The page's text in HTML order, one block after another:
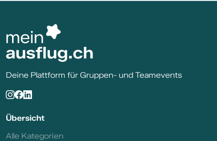
Deine Plattform für Gruppen- und Teamevents
Übersicht
Alle Kategorien